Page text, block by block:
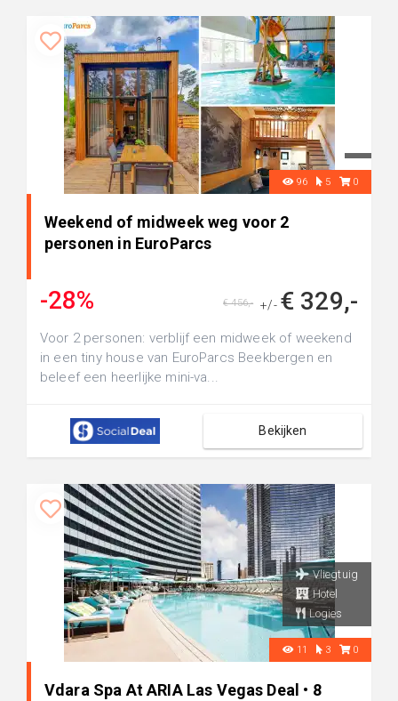
96 5 0
Weekend of midweek weg voor 2
personen in EuroParcs
-28% +/- € 329,-
€ 456,-
Voor 2 personen: verblijf een midweek of weekend
in een tiny house van EuroParcs Beekbergen en
beleef een heerlijke mini-va...
Bekijken
Vliegtuig
Hotel
Logies
11 3 0
Vdara Spa At ARIA Las Vegas Deal • 8